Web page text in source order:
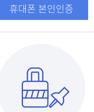
휴대폰 본인인증